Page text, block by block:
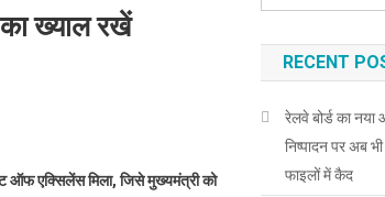
ख्याल रखें
ऑफ एक्सिलेंस मिला, जिसे मुख्यमंत्री को
RECENT
रेलवे बोर्ड का
निष्पादन पर अब
फाइलों में कैद